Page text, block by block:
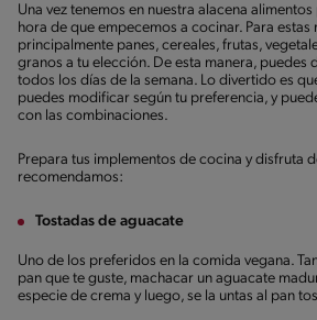
Una vez tenemos en nuestra alacena
hora de que empecemos a cocinar. Para estas
principalmente panes, cereales, frutas,
granos a tu elección. De esta manera, puedes
todos los días de la semana. Lo divertido es
puedes modificar según tu preferencia, y
con las combinaciones.
Prepara tus implementos de cocina y disfruta
recomendamos:
Tostadas de aguacate
Uno de los preferidos en la comida vegana.
pan que te guste, machacar un aguacate
especie de crema y luego, se la untas al pan